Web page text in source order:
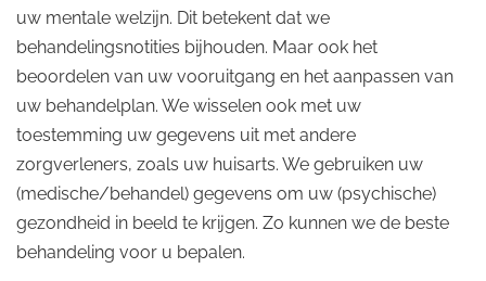
uw mentale welzijn. Dit betekent dat we
behandelingsnotities bijhouden. Maar ook het
beoordelen van uw vooruitgang en het aanpassen van
uw behandelplan. We wisselen ook met uw
toestemming uw gegevens uit met andere
zorgverleners, zoals uw huisarts. We gebruiken uw
(medische/behandel) gegevens om uw (psychische)
gezondheid in beeld te krijgen. Zo kunnen we de beste
behandeling voor u bepalen.